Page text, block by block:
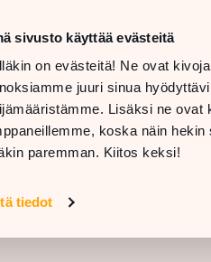
sivusto käyttää evästeitä
on evästeitä! Ne ovat
juuri sinua
Lisäksi ne ovat
koska näin
paremman. Kiitos keksi!
tiedot
JA
RAVINTOLAT